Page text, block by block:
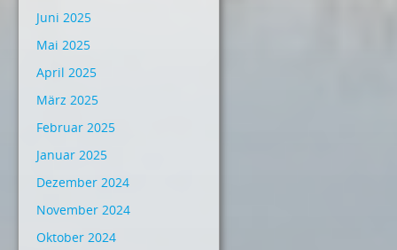
Juni 2025
Mai 2025
April 2025
März 2025
Februar 2025
Januar 2025
Dezember 2024
November 2024
Oktober 2024